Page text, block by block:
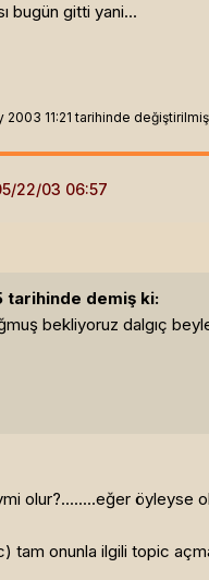
bugün gitti yani...
2003 11:21 tarihinde
tarihinde demiş ki:
bekliyoruz dalgıç
olur?........eğer öyleyse
tam onunla ilgili topic